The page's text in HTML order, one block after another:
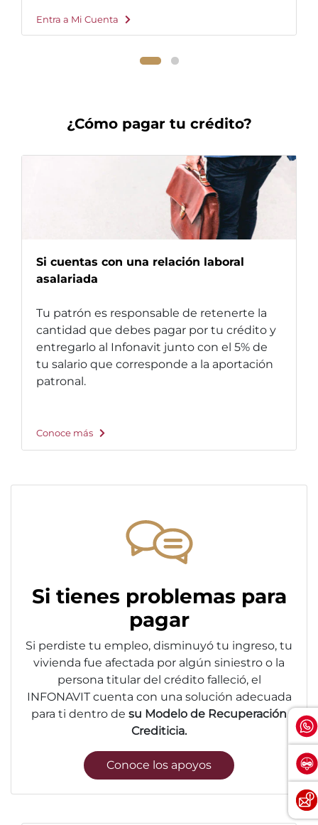
Entra a Mi Cuenta
¿Cómo pagar tu crédito?
Si cuentas con una relación laboral
asalariada
Tu patrón es responsable de retenerte la
cantidad que debes pagar por tu crédito y
entregarlo al Infonavit junto con el 5% de
tu salario que corresponde a la aportación
patronal.
Conoce más
Si tienes problemas para
pagar
Si perdiste tu empleo, disminuyó tu ingreso, tu
vivienda fue afectada por algún siniestro o la
persona titular del crédito falleció, el
INFONAVIT cuenta con una solución adecuada
para ti dentro de su Modelo de Recuperación
Crediticia.
Conoce los apoyos